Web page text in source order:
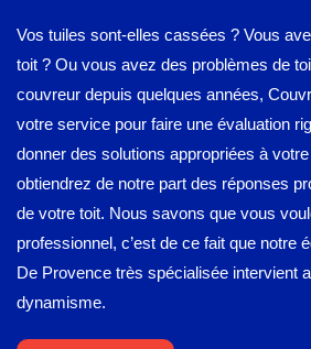
Vos tuiles sont-elles cassées ? Vous
toit ? Ou vous avez des problèmes de
couvreur depuis quelques années,
votre service pour faire une évaluation
donner des solutions appropriées à
obtiendrez de notre part des réponses
de votre toit. Nous savons que vous
professionnel, c’est de ce fait que notre
De Provence très spécialisée intervient
dynamisme.